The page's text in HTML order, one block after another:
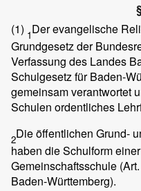
(1) 1Der evangelische
Grundgesetz der
Verfassung des Landes
Schulgesetz für Baden-
gemeinsam verantwortet
Schulen ordentliches
2Die öffentlichen Grund-
haben die Schulform
Gemeinschaftsschule
Baden-Württemberg).